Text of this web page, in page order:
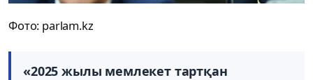
Фото: parlam.kz
«2025 жылы мемлекет тартқан